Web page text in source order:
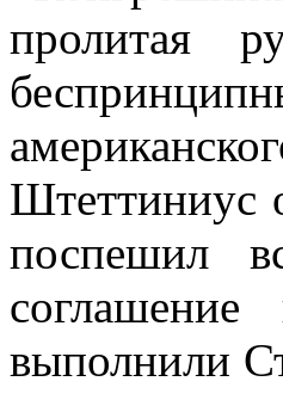
пролитая
Штеттиниус
поспешил
выполнили